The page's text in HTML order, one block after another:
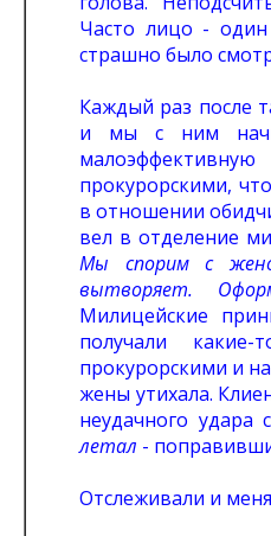
Часто лицо -
страшно было
Каждый раз после
и мы с ним
прокурорскими,
в отношении
вел в отделение
Мы спорим с
вытворяет.
Милицейские
получали какие-
прокурорскими и
жены утихала.
неудачного удара
летал -
Отслеживали и